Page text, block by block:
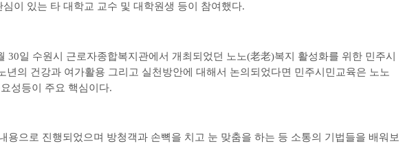
이 있는 타 대학교 교수 및 대학원생 등이 참여했다.
30일 수원시 근로자종합복지관에서 개최되었던 노노(老老)복지 활성화를 위한 민주시
년의 건강과 여가활용 그리고 실천방안에 대해서 논의되었다면 민주시민교육은 노노
성등이 주요 핵심이다.
용으로 진행되었으며 방청객과 손뼉을 치고 눈 맞춤을 하는 등 소통의 기법들을 배워보